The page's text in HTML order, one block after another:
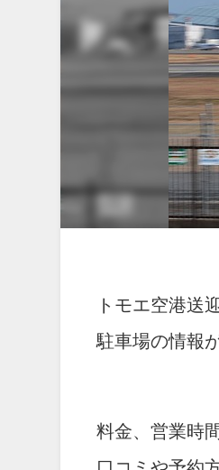
トモエ空港送
駐車場の情報
料金、営業時